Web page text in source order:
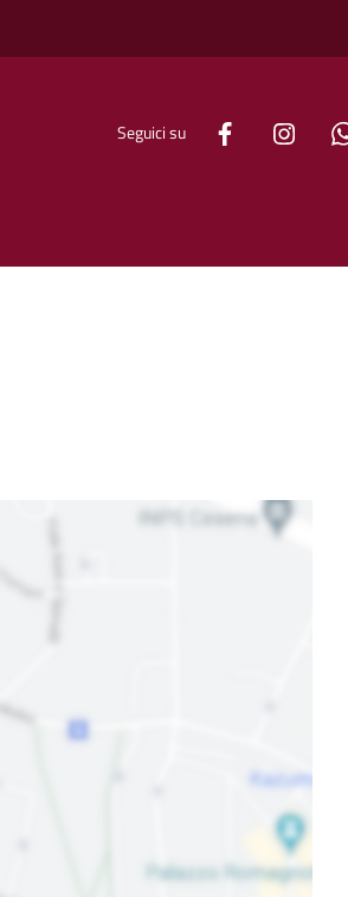
Seguici su